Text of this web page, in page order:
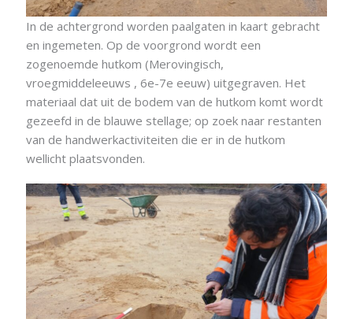
In de achtergrond worden paalgaten in kaart gebracht
en ingemeten. Op de voorgrond wordt een
zogenoemde hutkom (Merovingisch,
vroegmiddeleeuws , 6e-7e eeuw) uitgegraven. Het
materiaal dat uit de bodem van de hutkom komt wordt
gezeefd in de blauwe stellage; op zoek naar restanten
van de handwerkactiviteiten die er in de hutkom
wellicht plaatsvonden.